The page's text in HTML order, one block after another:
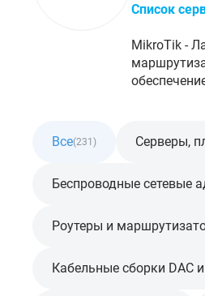
Список
MikroTik -
Все(231) Серверы,
Беспроводные сетевые
Роутеры и
Кабельные сборки DAC и